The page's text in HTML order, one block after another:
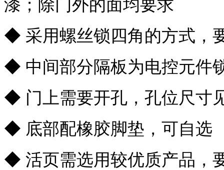
漆；除门外的面均要求
◆ 采用螺丝锁四角的方式，
◆ 中间部分隔板为电控元件
◆ 门上需要开孔，孔位尺寸
◆ 底部配橡胶脚垫，可自选
◆ 活页需选用较优质产品，